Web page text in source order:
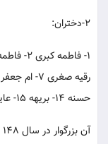
2-دختران:
1- فاطمه كبرى 2- فاطمه صغرى‏
حسنه 14- بريهه 15- عايشه 16- ام سلمه 17- ميمونه 18- ام كلثوم‏